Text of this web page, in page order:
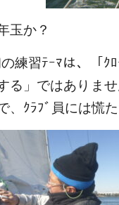
玉か？
練習ﾃｰﾏは、「ｸ
る」ではありま
、ｸﾗﾌﾞ員には慌